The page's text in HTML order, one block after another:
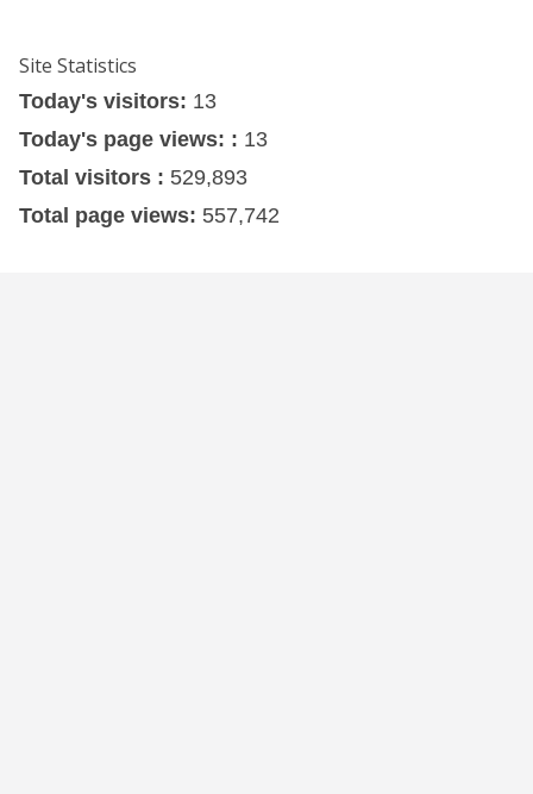
Site Statistics
Today's visitors: 13
Today's page views: : 13
Total visitors : 529,893
Total page views: 557,742